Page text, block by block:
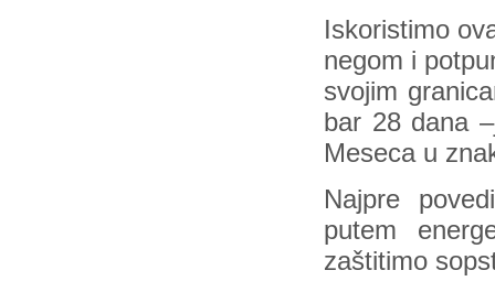
Iskoristimo
negom i
svojim
bar 28 dana
Meseca u
Najpre
putem
zaštitimo